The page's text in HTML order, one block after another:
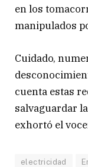
en los
manipulados
Cuidado,
cuenta estas
salvaguardar
exhortó el
electricidad